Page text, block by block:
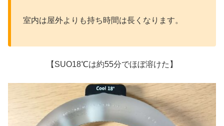
室内は屋外よりも持ち時間は長くなります。
【SUO18℃は約55分でほぼ溶けた】